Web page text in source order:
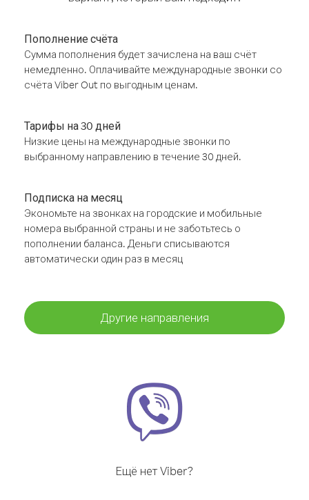
Пополнение счёта
Сумма пополнения будет зачислена на ваш счёт
немедленно. Оплачивайте международные звонки со
счёта Viber Out по выгодным ценам.
Тарифы на 30 дней
Низкие цены на международные звонки по
выбранному направлению в течение 30 дней.
Подписка на месяц
Экономьте на звонках на городские и мобильные
номера выбранной страны и не заботьтесь о
пополнении баланса. Деньги списываются
автоматически один раз в месяц
Другие направления
Ещё нет Viber?